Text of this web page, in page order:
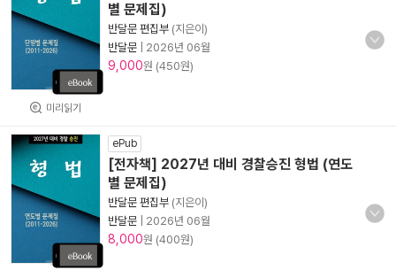
미리읽기
별 문제집)
반달문 편집부 (지은이)
반달문
2026년 06월
9,000원 (450원)
ePub
[전자책] 2027년 대비 경찰승진 형법 (연도
별 문제집)
반달문 편집부 (지은이)
반달문
2026년 06월
8,000원 (400원)